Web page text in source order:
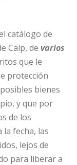
catálogo de
Calp, de varios
que le
protección
bienes
y que por
de los
fecha, las
lejos de
para liberar a